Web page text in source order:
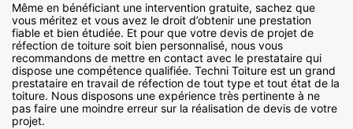
Même en bénéficiant une intervention gratuite, sachez que
vous méritez et vous avez le droit d’obtenir une prestation
fiable et bien étudiée. Et pour que votre devis de projet de
réfection de toiture soit bien personnalisé, nous vous
recommandons de mettre en contact avec le prestataire qui
dispose une compétence qualifiée. Techni Toiture est un grand
prestataire en travail de réfection de tout type et tout état de la
toiture. Nous disposons une expérience très pertinente à ne
pas faire une moindre erreur sur la réalisation de devis de votre
projet.